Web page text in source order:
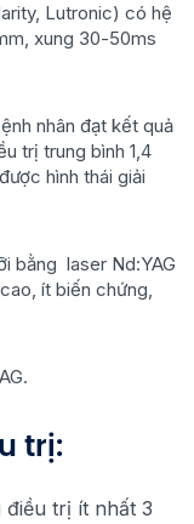
Lutronic) có hệ
xung 30-50ms
nhân đạt kết quả
trị trung bình 1,4
hình thái giải
bằng laser Nd:YAG
ít biến chứng,
trị:
điều trị ít nhất 3